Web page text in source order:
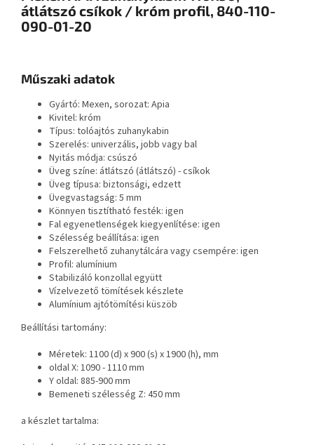
átlátszó csíkok / króm profil, 840-110-
090-01-20
Műszaki adatok
Gyártó: Mexen, sorozat: Apia
Kivitel: króm
Típus: tolóajtós zuhanykabin
Szerelés: univerzális, jobb vagy bal
Nyitás módja: csúszó
Üveg színe: átlátszó (átlátszó) - csíkok
Üveg típusa: biztonsági, edzett
Üvegvastagság: 5 mm
Könnyen tisztítható festék: igen
Fal egyenetlenségek kiegyenlítése: igen
Szélesség beállítása: igen
Felszerelhető zuhanytálcára vagy csempére: igen
Profil: alumínium
Stabilizáló konzollal együtt
Vízelvezető tömítések készlete
Alumínium ajtótömítési küszöb
Beállítási tartomány:
Méretek: 1100 (d) x 900 (s) x 1900 (h), mm
oldal X: 1090 - 1110 mm
Y oldal: 885-900 mm
Bemeneti szélesség Z: 450 mm
a készlet tartalma: